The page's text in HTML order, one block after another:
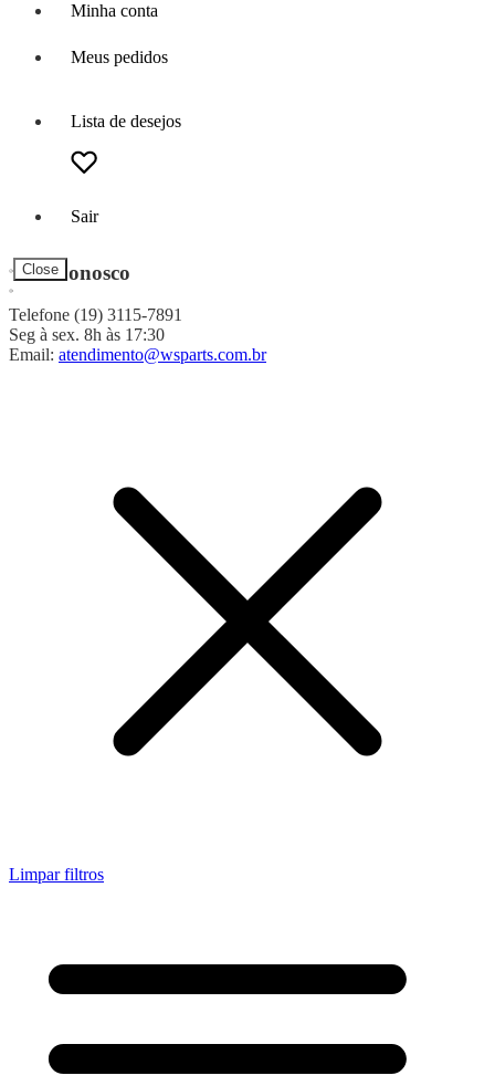
Minha conta
Meus pedidos
Lista de desejos
Sair
Close
Fale Conosco
Telefone (19) 3115-7891
Seg à sex. 8h às 17:30
Email: atendimento@wsparts.com.br
Limpar filtros